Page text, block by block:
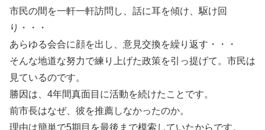
市民の間を一軒一軒訪問し、話に耳を傾け、駆け回
り・・・
あらゆる会合に顔を出し、意見交換を繰り返す・・・
そんな地道な努力で練り上げた政策を引っ提げて。市民は
見ているのです。
勝因は、4年間真面目に活動を続けたことです。
前市長はなぜ、彼を推薦しなかったのか。
理由は簡単で5期目を最後まで模索していたからです。